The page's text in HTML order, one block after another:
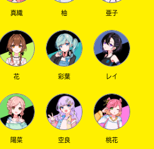
真織 柚 亜子
花 彩葉 レイ
陽菜 空良 桃花